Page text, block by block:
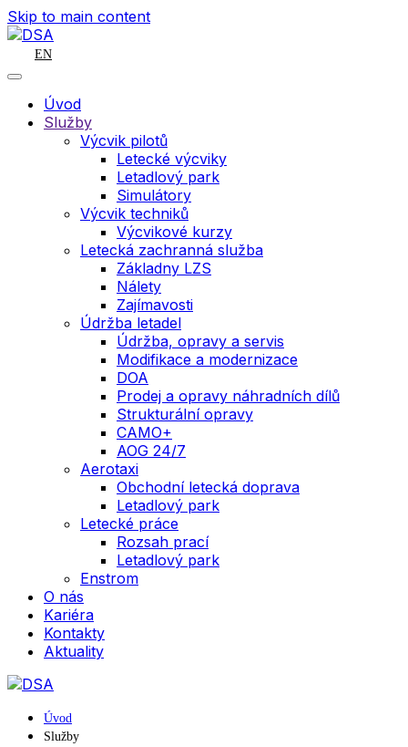
Skip to main content
EN
Úvod
Služby
Výcvik pilotů
Letecké výcviky
Letadlový park
Simulátory
Výcvik techniků
Výcvikové kurzy
Letecká zachranná služba
Základny LZS
Nálety
Zajímavosti
Údržba letadel
Údržba, opravy a servis
Modifikace a modernizace
DOA
Prodej a opravy náhradních dílů
Strukturální opravy
CAMO+
AOG 24/7
Aerotaxi
Obchodní letecká doprava
Letadlový park
Letecké práce
Rozsah prací
Letadlový park
Enstrom
O nás
Kariéra
Kontakty
Aktuality
Úvod
Služby